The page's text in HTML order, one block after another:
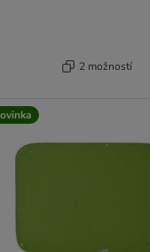
2 možností